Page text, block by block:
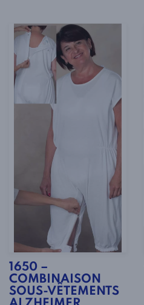
1650 –
COMBINAISON
SOUS-VÊTEMENTS